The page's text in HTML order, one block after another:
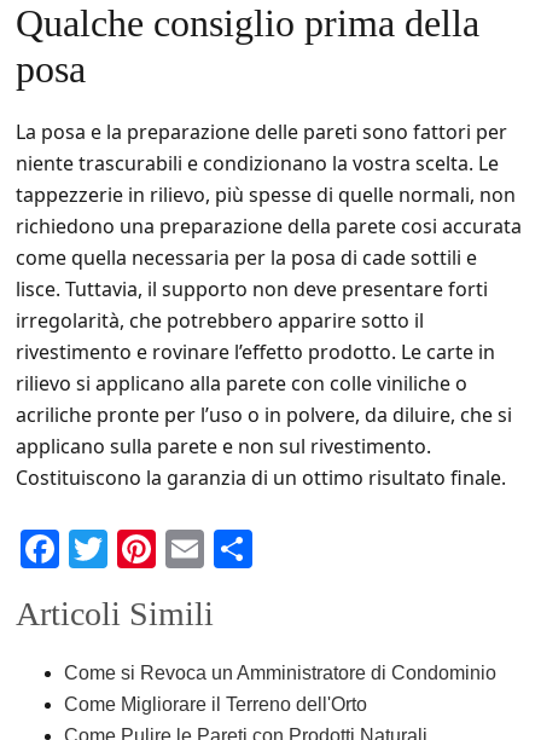
Qualche consiglio prima della
posa
La posa e la preparazione delle pareti sono fattori per
niente trascurabili e condizionano la vostra scelta. Le
tappezzerie in rilievo, più spesse di quelle normali, non
richiedono una preparazione della parete cosi accurata
come quella necessaria per la posa di cade sottili e
lisce. Tuttavia, il supporto non deve presentare forti
irregolarità, che potrebbero apparire sotto il
rivestimento e rovinare l’effetto prodotto. Le carte in
rilievo si applicano alla parete con colle viniliche o
acriliche pronte per l’uso o in polvere, da diluire, che si
applicano sulla parete e non sul rivestimento.
Costituiscono la garanzia di un ottimo risultato finale.
F
c
e
b
T
tt
er
Pi
er
e
st
E
ail
di
vi
Articoli Simili
Come si Revoca un Amministratore di Condominio
Come Migliorare il Terreno dell'Orto
Come Pulire le Pareti con Prodotti Naturali